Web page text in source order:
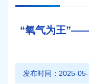
“氧气为王
发布时间： 2025-